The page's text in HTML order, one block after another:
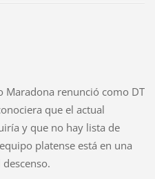
Maradona renunció como DT
que el actual
y que no hay lista de
platense está en una